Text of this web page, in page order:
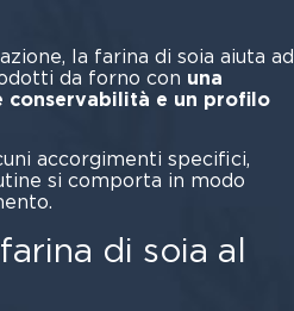
la farina di soia aiuta ad
da forno con una
conservabilità e un profilo
accorgimenti specifici,
si comporta in modo
di soia al